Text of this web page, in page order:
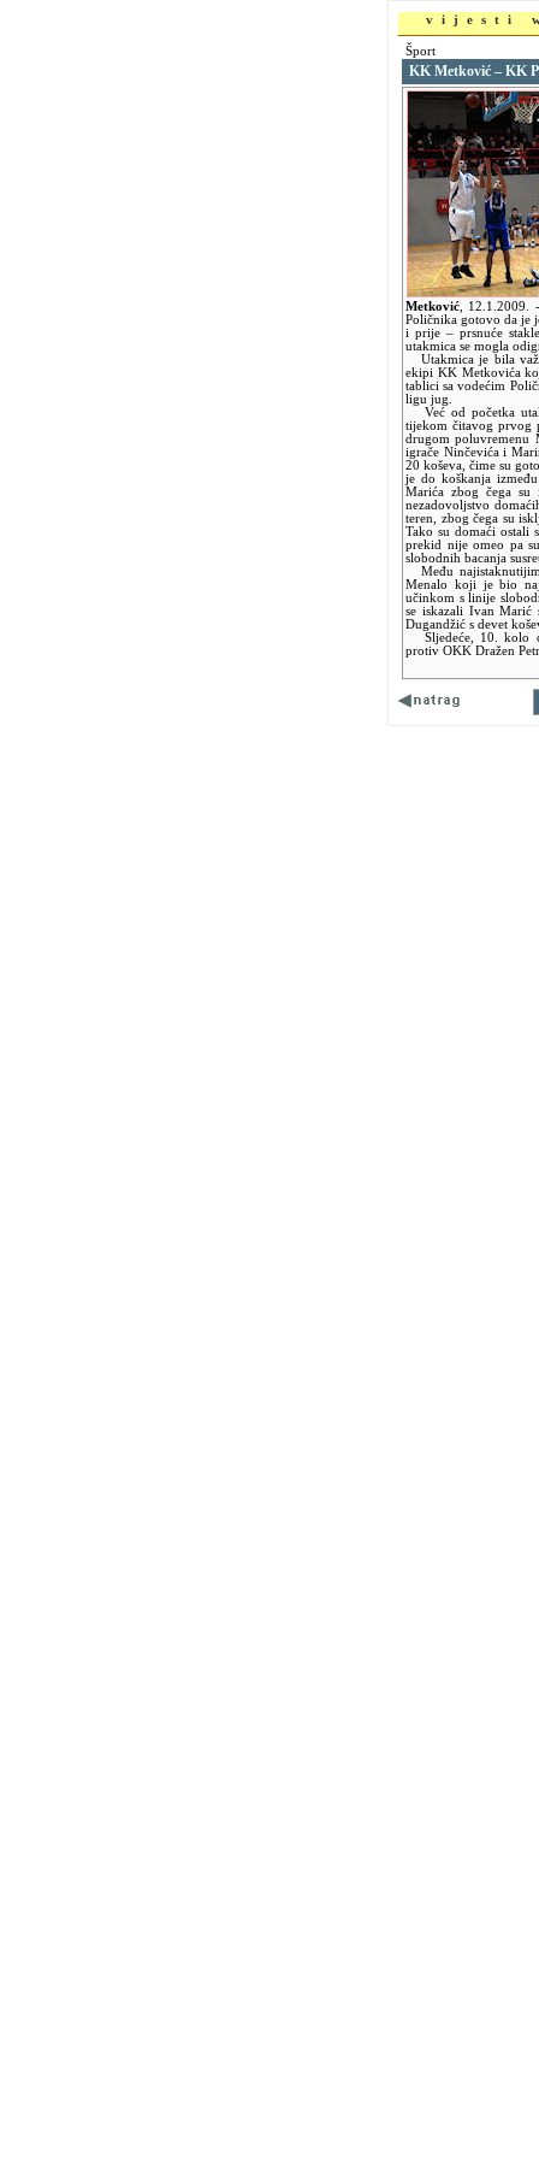
vijesti
Šport
KK Metković – KK
Metković 12.1.2009.
Poličnika gotovo da je
i prije – prsnuće
utakmica se mogla
Utakmica je bila
ekipi KK Metkovića
tablici sa vodećim
ligu jug.
Već od početka
tijekom čitavog prvog
drugom poluvremenu
igrače Ninčevića i
20 koševa, čime su
je do koškanja
Marića zbog čega
nezadovoljstvo
teren, zbog čega su
Tako su domaći ostali
prekid nije omeo pa
slobodnih bacanja
Među
Menalo koji je bio
učinkom s linije
se iskazali Ivan
Dugandžić s devet
Sljedeće, 10. kolo
protiv OKK Dražen